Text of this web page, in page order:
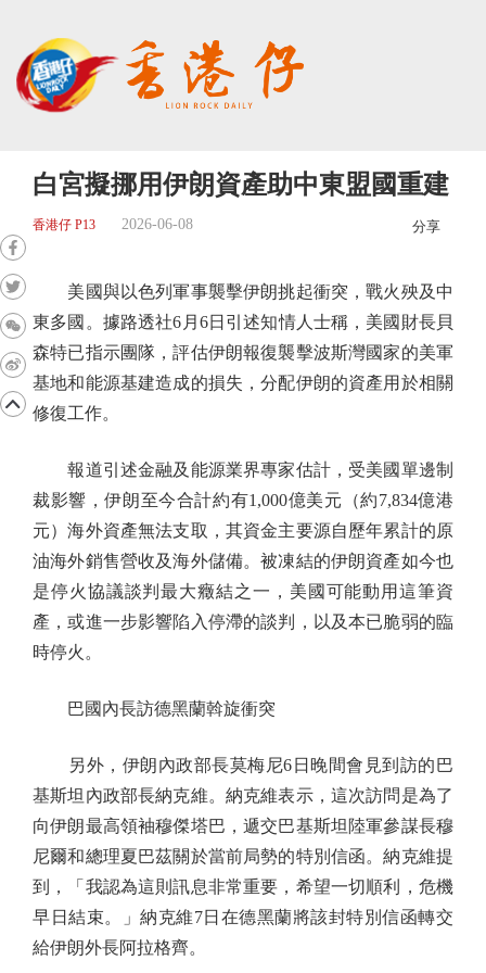
白宮擬挪用伊朗資產助中東盟國重建
香港仔 P13 2026-06-08 分享
美國與以色列軍事襲擊伊朗挑起衝突，戰火殃及中
東多國。據路透社6月6日引述知情人士稱，美國財長貝
森特已指示團隊，評估伊朗報復襲擊波斯灣國家的美軍
基地和能源基建造成的損失，分配伊朗的資產用於相關
修復工作。
報道引述金融及能源業界專家估計，受美國單邊制
裁影響，伊朗至今合計約有1,000億美元（約7,834億港
元）海外資產無法支取，其資金主要源自歷年累計的原
油海外銷售營收及海外儲備。被凍結的伊朗資產如今也
是停火協議談判最大癥結之一，美國可能動用這筆資
產，或進一步影響陷入停滯的談判，以及本已脆弱的臨
時停火。
巴國內長訪德黑蘭斡旋衝突
另外，伊朗內政部長莫梅尼6日晚間會見到訪的巴
基斯坦內政部長納克維。納克維表示，這次訪問是為了
向伊朗最高領袖穆傑塔巴，遞交巴基斯坦陸軍參謀長穆
尼爾和總理夏巴茲關於當前局勢的特別信函。納克維提
到，「我認為這則訊息非常重要，希望一切順利，危機
早日結束。」納克維7日在德黑蘭將該封特別信函轉交
給伊朗外長阿拉格齊。